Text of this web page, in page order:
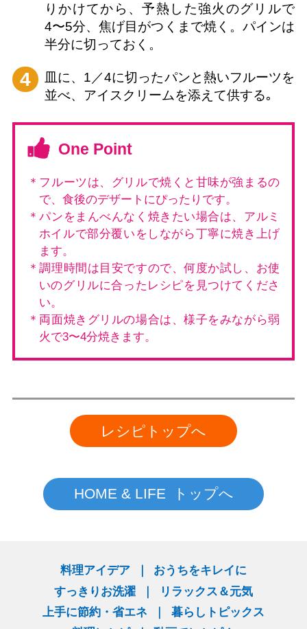
りかけてから、予熱した強火のグリルで
4〜5分、焦げ目がつくまで焼く。パインは
半分に切っておく。
4
皿に、1／4に切ったパンと熱いフルーツを
並べ、アイスクリームを添えて供する｡
One Point
＊フルーツは、グリルで焼くと甘味が強まるの
で、食後のデザートにぴったりです。
＊パンをまんべんなく焼きたい場合は、アルミ
ホイルで部分覆いをしながら丁寧に焼き上げ
ます。
＊調理時間は目安ですので、何度か試し、お使
いのグリルに合ったレシピを見つけてくださ
い。
＊両面焼きグリルの場合は、様子をみながら弱
火で3〜4分焼きます。
レシピトップへ
HOME & LIFE トップへ
料理アイデア
おうちをキレイに
すっきりお洗濯
リラックス＆元気
上手に節約・省エネ
暮らしトピックス